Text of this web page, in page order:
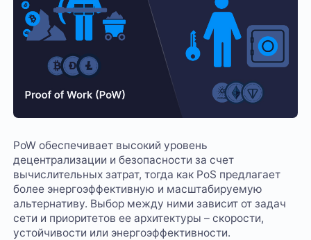
PoW обеспечивает высокий уровень
децентрализации и безопасности за счет
вычислительных затрат, тогда как PoS предлагает
более энергоэффективную и масштабируемую
альтернативу. Выбор между ними зависит от задач
сети и приоритетов ее архитектуры – скорости,
устойчивости или энергоэффективности.